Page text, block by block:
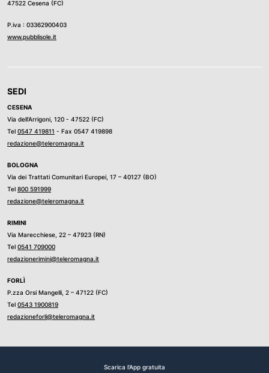
47522 Cesena (FC)
P.iva : 03362900403
www.pubblisole.it
SEDI
CESENA
Via dell’Arrigoni, 120 - 47522 (FC)
Tel 0547 419811 - Fax 0547 419898
redazione@teleromagna.it
BOLOGNA
Via dei Trattati Comunitari Europei, 17 – 40127 (BO)
Tel 800 591999
redazione@teleromagna.it
RIMINI
Via Marecchiese, 22 – 47923 (RN)
Tel 0541 709000
redazionerimini@teleromagna.it
FORLÌ
P.zza Orsi Mangelli, 2 – 47122 (FC)
Tel 0543 1900819
redazioneforli@teleromagna.it
Scarica l'App gratuita